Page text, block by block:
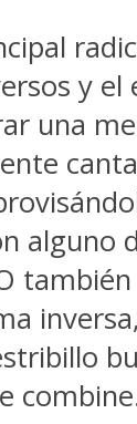
y el
una
alguno
también